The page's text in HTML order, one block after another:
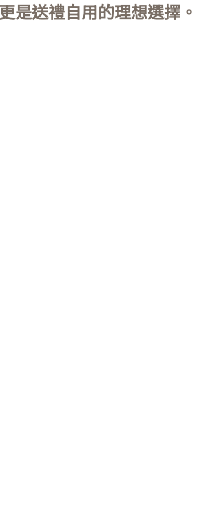
是送禮自用的理想選擇